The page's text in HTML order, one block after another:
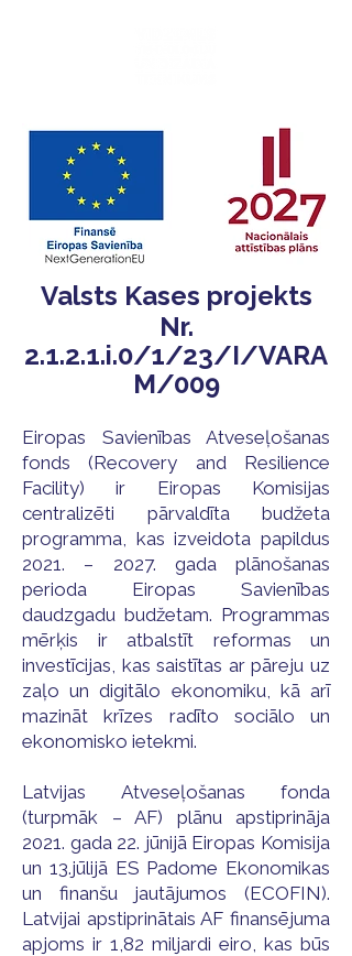
Valsts Kases projekts
Nr.
2.1.2.1.i.0/1/23/I/VARA
M/009
Eiropas Savienības Atveseļošanas
fonds (Recovery and Resilience
Facility) ir Eiropas Komisijas
centralizēti pārvaldīta budžeta
programma, kas izveidota papildus
2021. – 2027. gada plānošanas
perioda Eiropas Savienības
daudzgadu budžetam. Programmas
mērķis ir atbalstīt reformas un
investīcijas, kas saistītas ar pāreju uz
zaļo un digitālo ekonomiku, kā arī
mazināt krīzes radīto sociālo un
ekonomisko ietekmi.
Latvijas Atveseļošanas fonda
(turpmāk – AF) plānu apstiprināja
2021. gada 22. jūnijā Eiropas Komisija
un 13.jūlijā ES Padome Ekonomikas
un finanšu jautājumos (ECOFIN).
Latvijai apstiprinātais AF finansējuma
apjoms ir 1,82 miljardi eiro, kas būs